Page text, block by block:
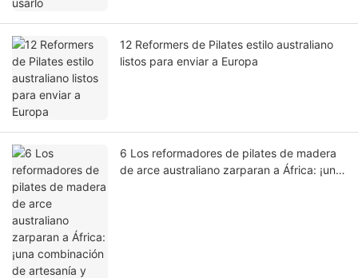
12 Reformers de Pilates estilo australiano
listos para enviar a Europa
6 Los reformadores de pilates de madera
de arce australiano zarparan a África: ¡una